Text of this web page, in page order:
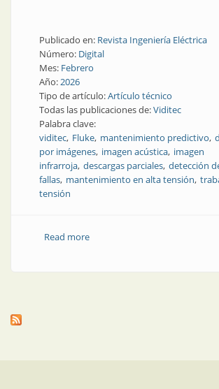
Publicado en: Revista Ingeniería Eléctrica
Número: Digital
Mes: Febrero
Año:2026
Tipo de artículo:Artículo técnico
Todas las publicaciones de:Viditec
Palabra clave:
viditec Fluke mantenimiento predictivo
por imágenes imagen acústica imagen
infrarroja descargas parciales detección
fallas mantenimiento en alta tensión
tensión
Read moreabout Diagnóstico por